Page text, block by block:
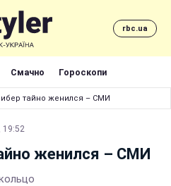
rbc.ua
Смачно Гороскопи
тайно женился – СМИ
19:52
женился – СМИ